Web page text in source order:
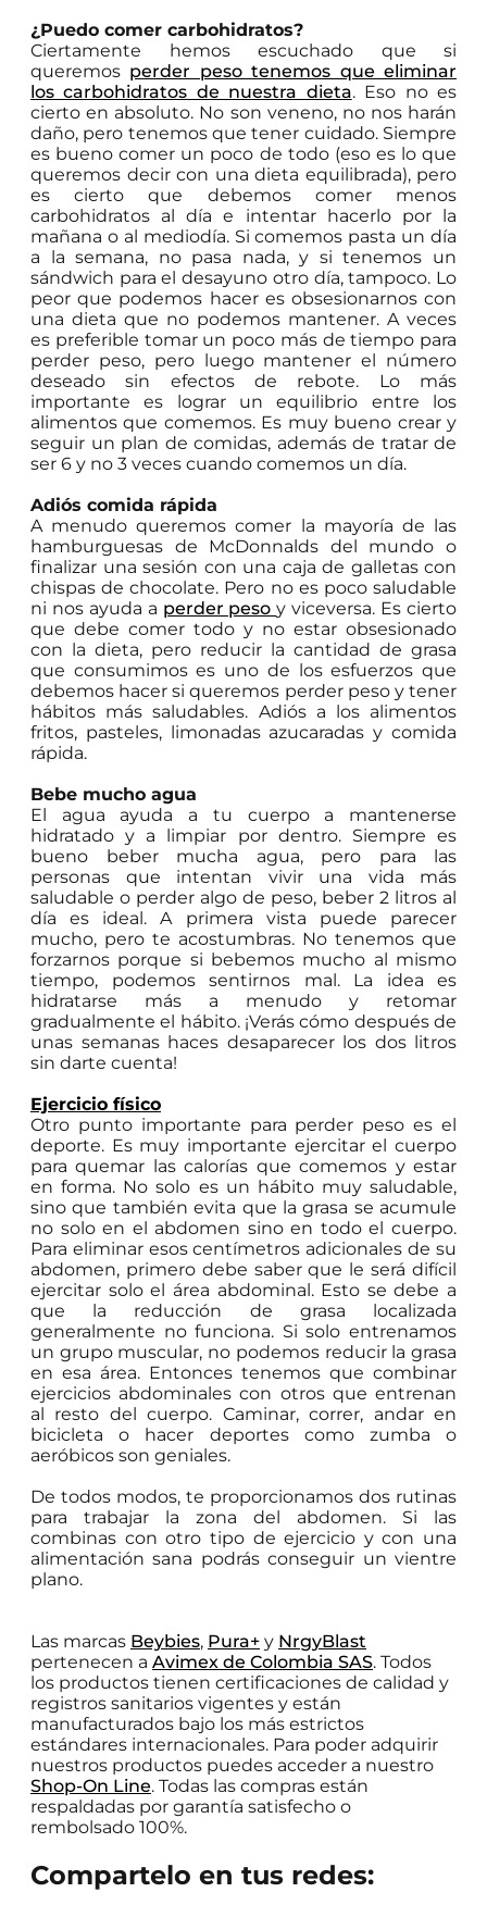
¿Puedo comer carbohidratos?
Ciertamente hemos escuchado que si
queremos perder peso tenemos que eliminar
los carbohidratos de nuestra dieta. Eso no es
cierto en absoluto. No son veneno, no nos harán
daño, pero tenemos que tener cuidado. Siempre
es bueno comer un poco de todo (eso es lo que
queremos decir con una dieta equilibrada), pero
es cierto que debemos comer menos
carbohidratos al día e intentar hacerlo por la
mañana o al mediodía. Si comemos pasta un día
a la semana, no pasa nada, y si tenemos un
sándwich para el desayuno otro día, tampoco. Lo
peor que podemos hacer es obsesionarnos con
una dieta que no podemos mantener. A veces
es preferible tomar un poco más de tiempo para
perder peso, pero luego mantener el número
deseado sin efectos de rebote. Lo más
importante es lograr un equilibrio entre los
alimentos que comemos. Es muy bueno crear y
seguir un plan de comidas, además de tratar de
ser 6 y no 3 veces cuando comemos un día.
Adiós comida rápida
A menudo queremos comer la mayoría de las
hamburguesas de McDonnalds del mundo o
finalizar una sesión con una caja de galletas con
chispas de chocolate. Pero no es poco saludable
ni nos ayuda a perder pesoy viceversa. Es cierto
que debe comer todo y no estar obsesionado
con la dieta, pero reducir la cantidad de grasa
que consumimos es uno de los esfuerzos que
debemos hacer si queremos perder peso y tener
hábitos más saludables. Adiós a los alimentos
fritos, pasteles, limonadas azucaradas y comida
rápida.
Bebe mucho agua
El agua ayuda a tu cuerpo a mantenerse
hidratado y a limpiar por dentro. Siempre es
bueno beber mucha agua, pero para las
personas que intentan vivir una vida más
saludable o perder algo de peso, beber 2 litros al
día es ideal. A primera vista puede parecer
mucho, pero te acostumbras. No tenemos que
forzarnos porque si bebemos mucho al mismo
tiempo, podemos sentirnos mal. La idea es
hidratarse más a menudo y retomar
gradualmente el hábito. ¡Verás cómo después de
unas semanas haces desaparecer los dos litros
sin darte cuenta!
Ejercicio físico
Otro punto importante para perder peso es el
deporte. Es muy importante ejercitar el cuerpo
para quemar las calorías que comemos y estar
en forma. No solo es un hábito muy saludable,
sino que también evita que la grasa se acumule
no solo en el abdomen sino en todo el cuerpo.
Para eliminar esos centímetros adicionales de su
abdomen, primero debe saber que le será difícil
ejercitar solo el área abdominal. Esto se debe a
que la reducción de grasa localizada
generalmente no funciona. Si solo entrenamos
un grupo muscular, no podemos reducir la grasa
en esa área. Entonces tenemos que combinar
ejercicios abdominales con otros que entrenan
al resto del cuerpo. Caminar, correr, andar en
bicicleta o hacer deportes como zumba o
aeróbicos son geniales.
De todos modos, te proporcionamos dos rutinas
para trabajar la zona del abdomen. Si las
combinas con otro tipo de ejercicio y con una
alimentación sana podrás conseguir un vientre
plano.
Las marcas Beybies, Pura+ y NrgyBlast
pertenecen a Avimex de Colombia SAS. Todos
los productos tienen certificaciones de calidad y
registros sanitarios vigentes y están
manufacturados bajo los más estrictos
estándares internacionales. Para poder adquirir
nuestros productos puedes acceder a nuestro
Shop-On Line. Todas las compras están
respaldadas por garantía satisfecho o
rembolsado 100%.
Compartelo en tus redes: